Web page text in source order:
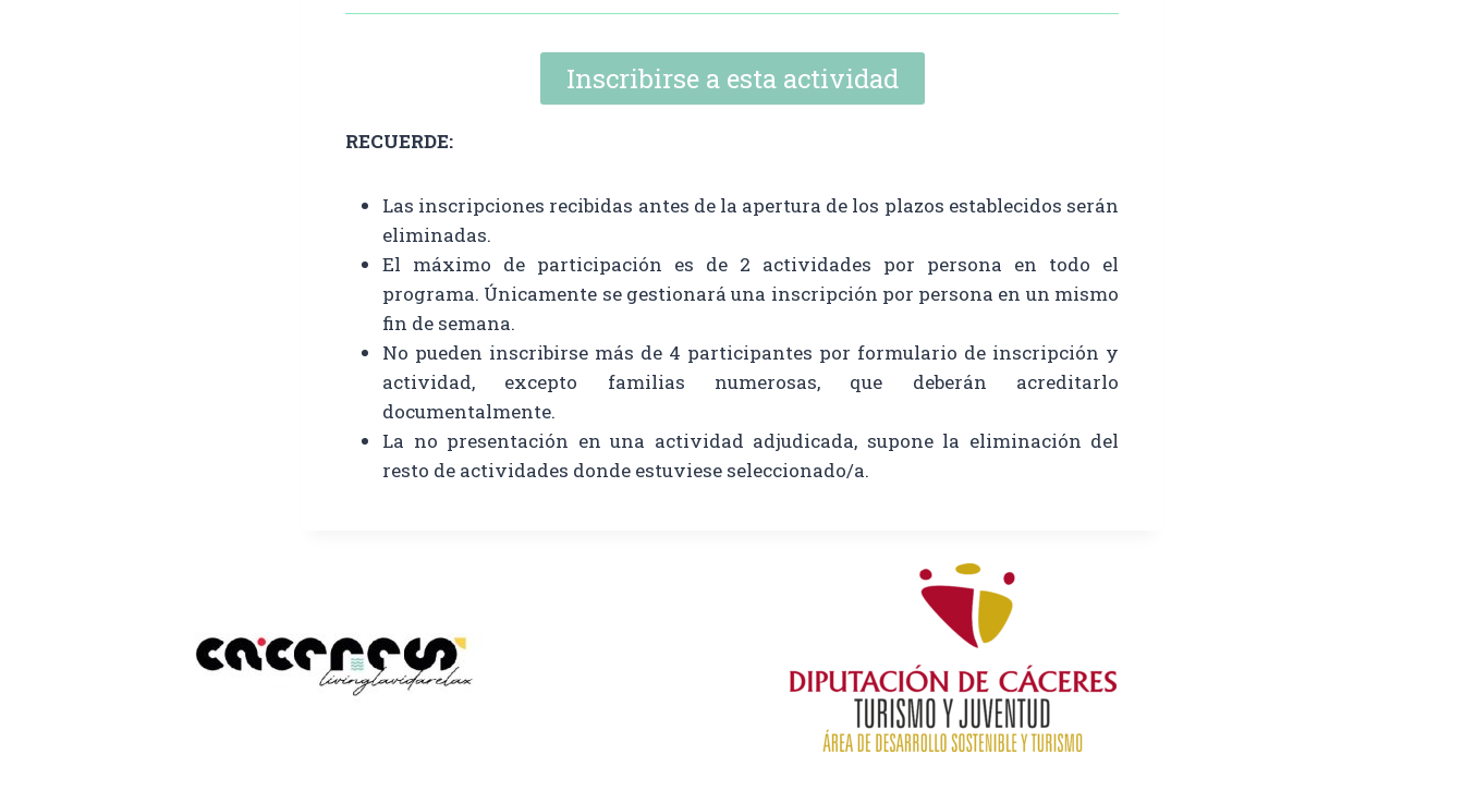
Inscribirse a esta actividad
RECUERDE:
Las inscripciones recibidas antes de la apertura de los plazos establecidos serán
eliminadas.
El máximo de participación es de 2 actividades por persona en todo el
programa. Únicamente se gestionará una inscripción por persona en un mismo
fin de semana.
No pueden inscribirse más de 4 participantes por formulario de inscripción y
actividad, excepto familias numerosas, que deberán acreditarlo
documentalmente.
La no presentación en una actividad adjudicada, supone la eliminación del
resto de actividades donde estuviese seleccionado/a.